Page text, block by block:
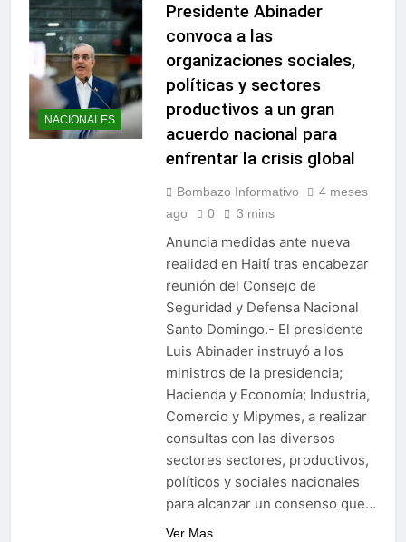
NACIONALES
Presidente Abinader
convoca a las
organizaciones sociales,
políticas y sectores
productivos a un gran
acuerdo nacional para
enfrentar la crisis global
Bombazo Informativo
4 meses
ago
0 3 mins
Anuncia medidas ante nueva
realidad en Haití tras encabezar
reunión del Consejo de
Seguridad y Defensa Nacional
Santo Domingo.- El presidente
Luis Abinader instruyó a los
ministros de la presidencia;
Hacienda y Economía; Industria,
Comercio y Mipymes, a realizar
consultas con las diversos
sectores sectores, productivos,
políticos y sociales nacionales
para alcanzar un consenso que…
Ver Mas